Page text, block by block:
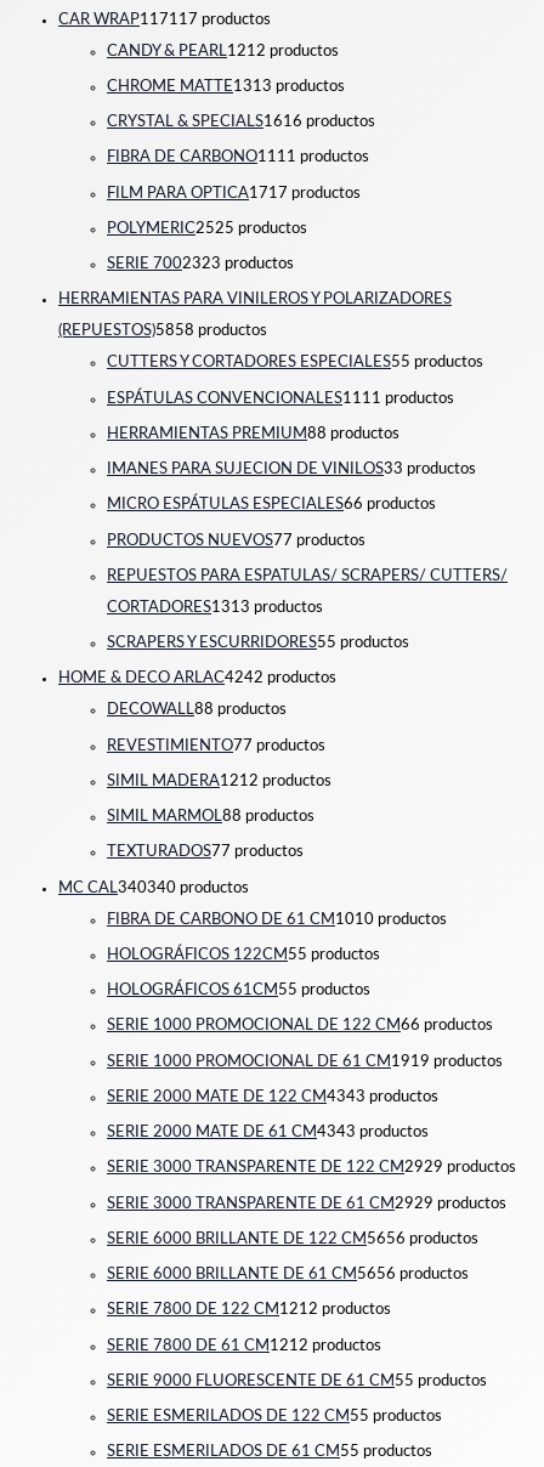
CAR WRAP117117 productos
CANDY & PEARL1212 productos
CHROME MATTE1313 productos
CRYSTAL & SPECIALS1616 productos
FIBRA DE CARBONO1111 productos
FILM PARA OPTICA1717 productos
POLYMERIC2525 productos
SERIE 7002323 productos
HERRAMIENTAS PARA VINILEROS Y POLARIZADORES
(REPUESTOS)5858 productos
CUTTERS Y CORTADORES ESPECIALES55 productos
ESPÁTULAS CONVENCIONALES1111 productos
HERRAMIENTAS PREMIUM88 productos
IMANES PARA SUJECION DE VINILOS33 productos
MICRO ESPÁTULAS ESPECIALES66 productos
PRODUCTOS NUEVOS77 productos
REPUESTOS PARA ESPATULAS/ SCRAPERS/ CUTTERS/
CORTADORES1313 productos
SCRAPERS Y ESCURRIDORES55 productos
HOME & DECO ARLAC4242 productos
DECOWALL88 productos
REVESTIMIENTO77 productos
SIMIL MADERA1212 productos
SIMIL MARMOL88 productos
TEXTURADOS77 productos
MC CAL340340 productos
FIBRA DE CARBONO DE 61 CM 1010 productos
HOLOGRÁFICOS 122CM 55 productos
HOLOGRÁFICOS 61CM 55 productos
SERIE 1000 PROMOCIONAL DE 122 CM66 productos
SERIE 1000 PROMOCIONAL DE 61 CM 1919 productos
SERIE 2000 MATE DE 122 CM4343 productos
SERIE 2000 MATE DE 61 CM4343 productos
SERIE 3000 TRANSPARENTE DE 122 CM2929 productos
SERIE 3000 TRANSPARENTE DE 61 CM2929 productos
SERIE 6000 BRILLANTE DE 122 CM 5656 productos
SERIE 6000 BRILLANTE DE 61 CM 5656 productos
SERIE 7800 DE 122 CM 1212 productos
SERIE 7800 DE 61 CM 1212 productos
SERIE 9000 FLUORESCENTE DE 61 CM 55 productos
SERIE ESMERILADOS DE 122 CM 55 productos
SERIE ESMERILADOS DE 61 CM 55 productos